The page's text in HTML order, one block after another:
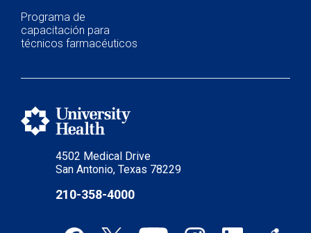
4502 Medical Drive
San Antonio, Texas 78229
210-358-4000
Programa de
capacitación para
técnicos farmacéuticos